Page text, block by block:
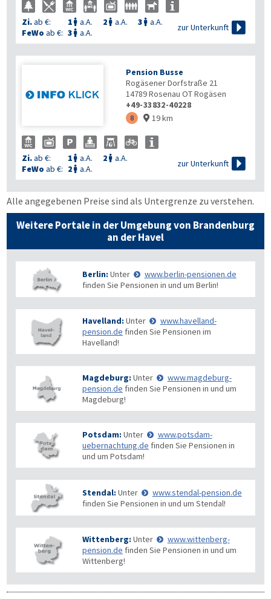
Zi.ab €: 1  a.A. 2  a.A. 3  a.A.
FeWo ab €: 3  a.A.
zur Unterkunft 
Pension Busse
Rogäsener Dorfstraße 21
14789Rosenau OT Rogäsen
+49-33832-40228
8  19 km
Zi.ab €: 1  a.A. 2  a.A.
FeWo ab €: 2  a.A.
zur Unterkunft 
Alle angegebenen Preise sind als Untergrenze zu verstehen.
Weitere Portale in der Umgebung von Brandenburg
an der Havel
Berlin: Unter
www.berlin-pensionen.de
finden Sie Pensionen in und um Berlin!
Havelland: Unter
www.havelland-
pension.de finden Sie Pensionen im
Havelland!
Magdeburg: Unter
www.magdeburg-
pension.de finden Sie Pensionen in und um
Magdeburg!
Potsdam: Unter
www.potsdam-
uebernachtung.de finden Sie Pensionen in
und um Potsdam!
Stendal: Unter
www.stendal-pension.de
finden Sie Pensionen in und um Stendal!
Wittenberg: Unter
www.wittenberg-
pension.de finden Sie Pensionen in und um
Wittenberg!